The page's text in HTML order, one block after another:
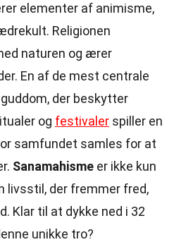
elementer af animisme,
Religionen
naturen og ærer
En af de mest centrale
guddom, der beskytter
og festivaler spiller en
samfundet samles for at
Sanamahisme er ikke kun
livsstil, der fremmer fred,
Klar til at dykke ned i 32
unikke tro?